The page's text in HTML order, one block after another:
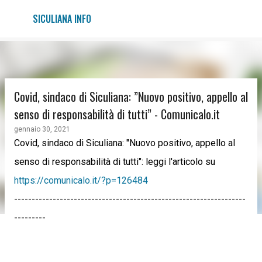
Passa ai contenuti principali
SICULIANA INFO
Covid, sindaco di Siculiana: ”Nuovo positivo, appello al
senso di responsabilità di tutti” - Comunicalo.it
gennaio 30, 2021
Covid, sindaco di Siculiana: "Nuovo positivo, appello al
senso di responsabilità di tutti": leggi l'articolo su
https://comunicalo.it/?p=126484
------------------------------------------------------------------
---------